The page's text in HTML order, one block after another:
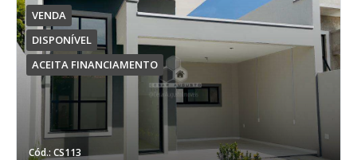
VENDA
DISPONÍVEL
ACEITA FINANCIAMENTO
Cód.: CS113